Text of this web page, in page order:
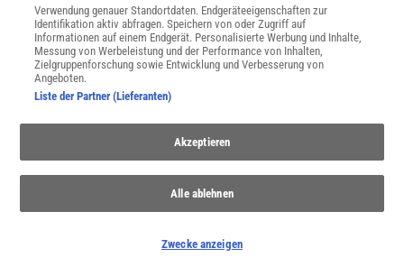
WEITERE NEUERSCHEINUNGEN
Spektrum.de-Newsletter abonnieren
JETZT ANMELDEN!
Verwendung genauer Standortdaten. Endgeräteeigenschaften zur
Identifikation aktiv abfragen. Speichern von oder Zugriff auf
Informationen auf einem Endgerät. Personalisierte Werbung und Inhalte,
Messung von Werbeleistung und der Performance von Inhalten,
Zielgruppenforschung sowie Entwicklung und Verbesserung von
Angeboten.
Liste der Partner (Lieferanten)
Akzeptieren
Alle ablehnen
Zwecke anzeigen